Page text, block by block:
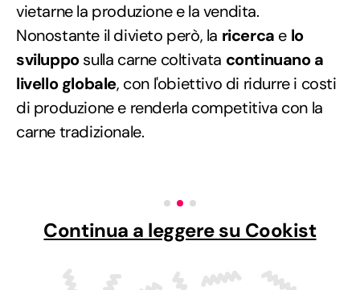
vietarne la produzione e la vendita.
Nonostante il divieto però, la ricerca e lo
svilupposulla carne coltivata continuano a
livello globale, con l'obiettivo di ridurre i costi
di produzione e renderla competitiva con la
carne tradizionale.
Continua a leggere su Cookist